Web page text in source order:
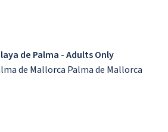
de Palma - Adults Only
de Mallorca Palma de Mallorca